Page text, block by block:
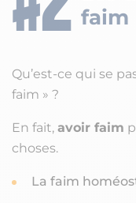
faim
Qu’est-ce qui se
faim » ?
En fait, avoir faim
choses.
La faim